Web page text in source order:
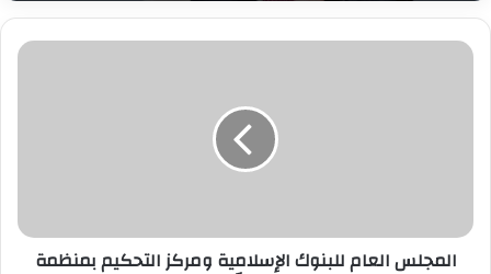
ا
ع
المجلس العام للبنوك الإسلامية ومركز التحكيم بمنظمة